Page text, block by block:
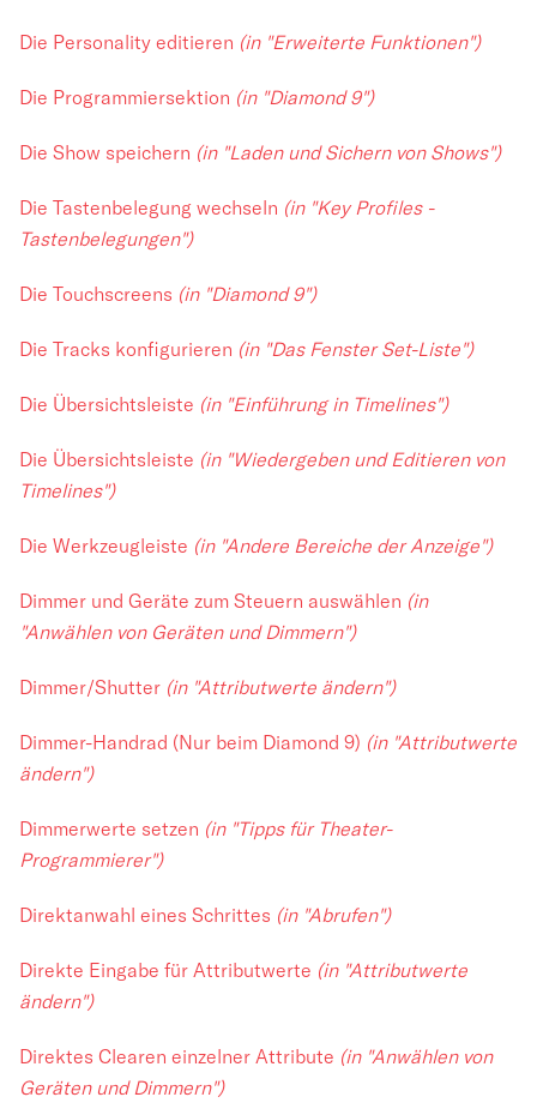
Die Personality editieren (in "Erweiterte Funktionen")
Die Programmiersektion (in "Diamond 9")
Die Show speichern (in "Laden und Sichern von Shows")
Die Tastenbelegung wechseln (in "Key Profiles -
Tastenbelegungen")
Die Touchscreens (in "Diamond 9")
Die Tracks konfigurieren (in "Das Fenster Set-Liste")
Die Übersichtsleiste (in "Einführung in Timelines")
Die Übersichtsleiste (in "Wiedergeben und Editieren von
Timelines")
Die Werkzeugleiste (in "Andere Bereiche der Anzeige")
Dimmer und Geräte zum Steuern auswählen (in
"Anwählen von Geräten und Dimmern")
Dimmer/Shutter (in "Attributwerte ändern")
Dimmer-Handrad (Nur beim Diamond 9) (in "Attributwerte
ändern")
Dimmerwerte setzen (in "Tipps für Theater-
Programmierer")
Direktanwahl eines Schrittes (in "Abrufen")
Direkte Eingabe für Attributwerte (in "Attributwerte
ändern")
Direktes Clearen einzelner Attribute (in "Anwählen von
Geräten und Dimmern")